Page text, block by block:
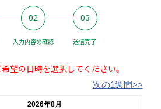
02
入力内容の確認
03
送信完了
望の日時を選択してください。
次の1週間>>
2026年8月